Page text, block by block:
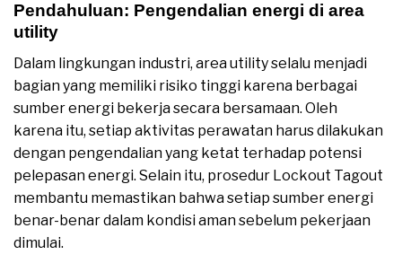
Pendahuluan: Pengendalian energi di area
utility
Dalam lingkungan industri, area utility selalu menjadi
bagian yang memiliki risiko tinggi karena berbagai
sumber energi bekerja secara bersamaan. Oleh
karena itu, setiap aktivitas perawatan harus dilakukan
dengan pengendalian yang ketat terhadap potensi
pelepasan energi. Selain itu, prosedur Lockout Tagout
membantu memastikan bahwa setiap sumber energi
benar-benar dalam kondisi aman sebelum pekerjaan
dimulai.